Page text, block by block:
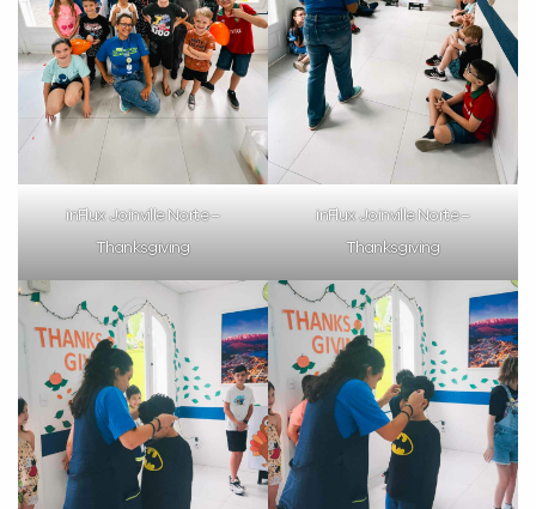
inFlux Joinville Norte –
Thanksgiving
inFlux Joinville Norte –
Thanksgiving
Preencha com seus dados abaixo e
já vamos te colocar em contato
com a
Você é aluno inFlux?
Sim Não